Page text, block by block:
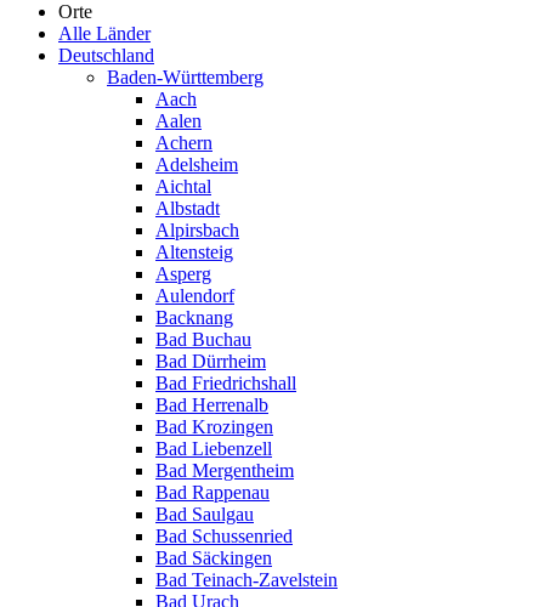
Orte
Alle Länder
Deutschland
Baden-Württemberg
Aach
Aalen
Achern
Adelsheim
Aichtal
Albstadt
Alpirsbach
Altensteig
Asperg
Aulendorf
Backnang
Bad Buchau
Bad Dürrheim
Bad Friedrichshall
Bad Herrenalb
Bad Krozingen
Bad Liebenzell
Bad Mergentheim
Bad Rappenau
Bad Saulgau
Bad Schussenried
Bad Säckingen
Bad Teinach-Zavelstein
Bad Urach